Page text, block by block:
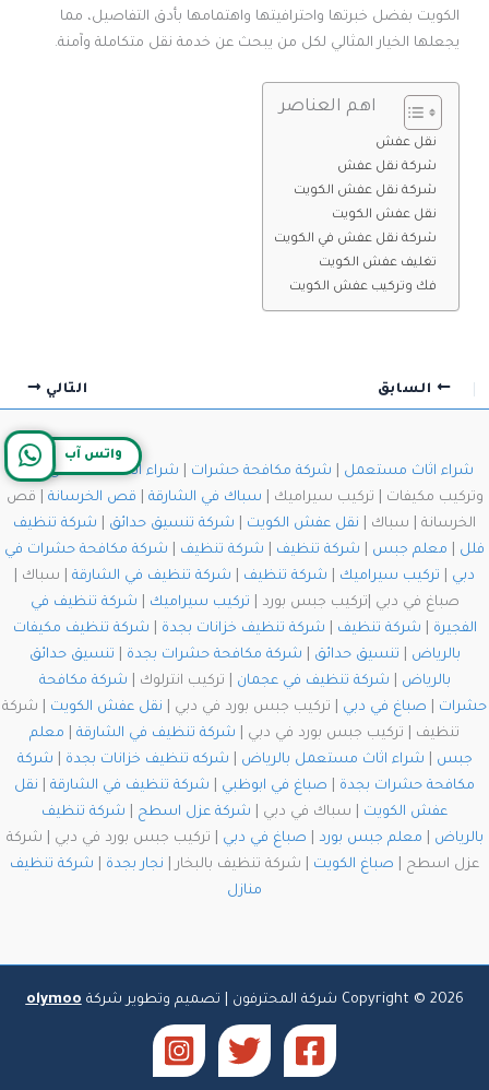
الكويت بفضل خبرتها واحترافيتها واهتمامها بأدق التفاصيل، مما
يجعلها الخيار المثالي لكل من يبحث عن خدمة نقل متكاملة وآمنة.
اهم العناصر
نقل عفش
شركة نقل عفش
شركة نقل عفش الكويت
نقل عفش الكويت
شركة نقل عفش في الكويت
تغليف عفش الكويت
فك وتركيب عفش الكويت
السابق التالي
شراء اثاث مستعمل شركة مكافحة حشرات شراء اثاث مستعمل| فك
وتركيب مكيفات | تركيب سيراميك | سباك في الشارقة قص الخرسانة | قص
الخرسانة | سباك | نقل عفش الكويت شركة تنسيق حدائق
شركة تنظيف
فلل
معلم جبس شركة تنظيف شركة تنظيف
شركة مكافحة حشرات في
دبي
تركيب سيراميك شركة تنظيف شركة تنظيف في الشارقة | سباك |
صباغ في دبي |تركيب جبس بورد | تركيب سيراميك
شركة تنظيف في
الفجيرة
شركة تنظيف شركة تنظيف خزانات بجدة
شركة تنظيف مكيفات
بالرياض
تنسيق حدائق شركة مكافحة حشرات بجدة
تنسيق حدائق
بالرياض
شركة تنظيف في عجمان | تركيب انترلوك | شركة مكافحة
حشرات
صباغ في دبي | تركيب جبس بورد في دبي | نقل عفش الكويت | شركة
تنظيف | تركيب جبس بورد في دبي | شركة تنظيف في الشارقة
معلم
جبس
شراء اثاث مستعمل بالرياض شركه تنظيف خزانات بجدة
شركة
مكافحة حشرات بجدة
صباغ في ابوظبي شركة تنظيف في الشارقة
نقل
عفش الكويت | سباك في دبي | شركة عزل اسطح
شركة تنظيف
بالرياض
معلم جبس بورد صباغ في دبي
| تركيب جبس بورد في دبي | شركة
عزل اسطح | صباغ الكويت | شركة تنظيف بالبخار | نجار بجدة
شركة تنظيف
منازل
Copyright © 2026 شركة المحترفون | تصميم وتطوير شركة olymoo
واتس آب